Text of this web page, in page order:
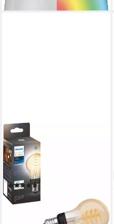
PHILIPS HUE
LED-Filament White
Ambiance Standard 550lm,
E27, 1 St., Farbwechsler
Produktdatenblatt
(1)
41,58 €
lieferbar - in 2-3 Werktagen bei dir